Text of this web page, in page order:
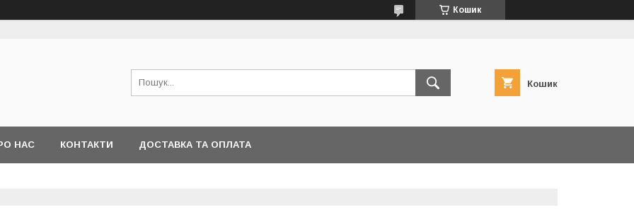
Кошик
Кошик
НАС КОНТАКТИ ДОСТАВКА ТА ОПЛАТА